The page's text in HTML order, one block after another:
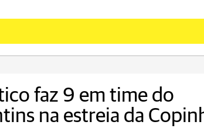
faz 9 em time do
na estreia da